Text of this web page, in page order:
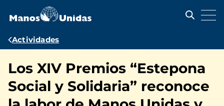
contenido
Ruta
navegación
Actividades
Los XIV Premios “Estepona
Social y Solidaria” reconoce